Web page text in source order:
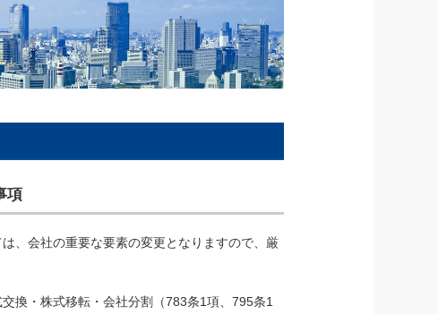
項
、会社の重要な要素の変更となりますので、厳
換・株式移転・会社分割（783条1項、795条1